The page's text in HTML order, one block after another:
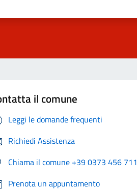
il comune
Leggi le domande frequenti
Richiedi Assistenza
Chiama il comune +39 0373 456 711
Prenota un appuntamento